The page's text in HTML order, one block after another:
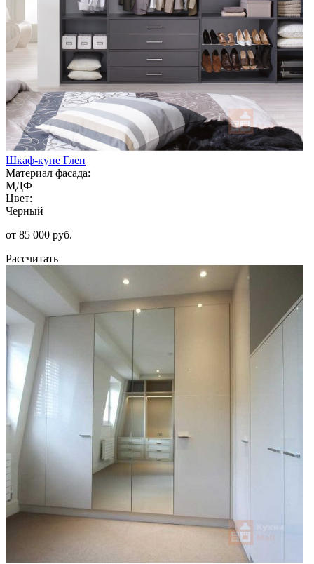
Шкаф-купе Глен
Материал фасада:
МДФ
Цвет:
Черный
от 85 000 руб.
Рассчитать